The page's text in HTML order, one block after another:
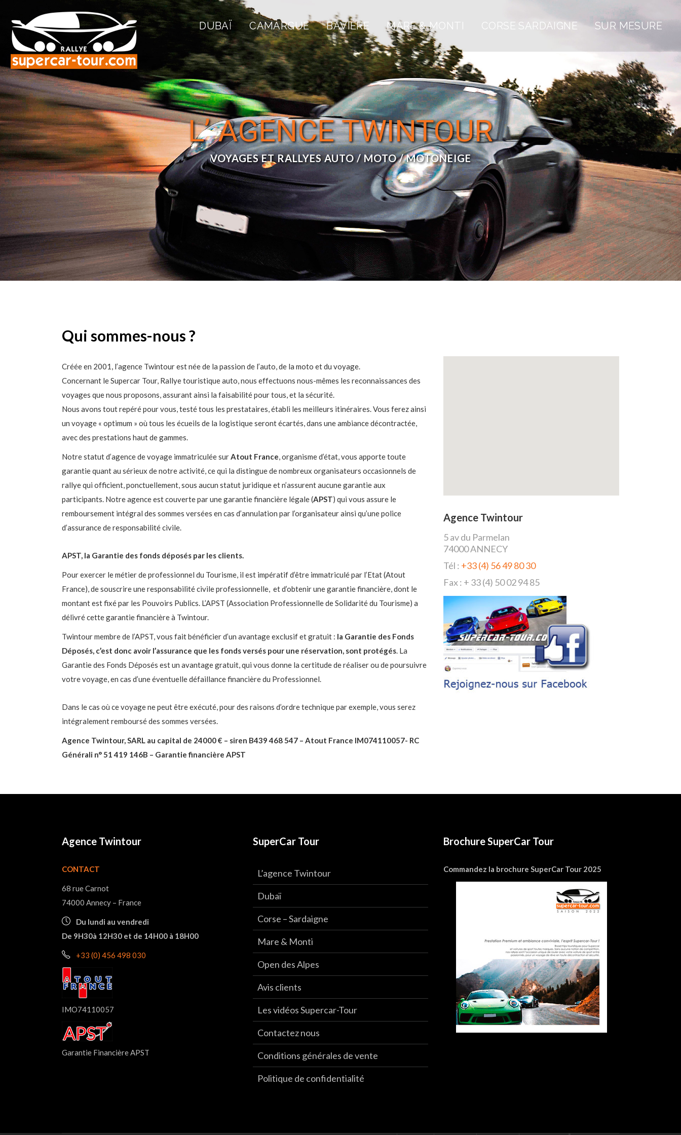
DUBAÏ CAMARGUE BAVIÈRE MARE & MONTI CORSE SARDAIGNE SUR MESURE
L’ AGENCE TWINTOUR
VOYAGES ET RALLYES AUTO / MOTO / MOTONEIGE
Qui sommes-nous ?
Créée en 2001, l’agence Twintour est née de la passion de l’auto, de la moto et du voyage.
Concernant le Supercar Tour, Rallye touristique auto, nous effectuons nous-mêmes les reconnaissances des
voyages que nous proposons, assurant ainsi la faisabilité pour tous, et la sécurité.
Nous avons tout repéré pour vous, testé tous les prestataires, établi les meilleurs itinéraires. Vous ferez ainsi
un voyage « optimum » où tous les écueils de la logistique seront écartés, dans une ambiance décontractée,
avec des prestations haut de gammes.
Notre statut d’agence de voyage immatriculée surAtout France, organisme d’état, vous apporte toute
garantie quant au sérieux de notre activité, ce qui la distingue de nombreux organisateurs occasionnels de
rallye qui officient, ponctuellement, sous aucun statut juridique et n’assurent aucune garantie aux
participants. Notre agence est couverte par une garantie financière légale (APST) qui vous assure le
remboursement intégral des sommes versées en cas d’annulation par l’organisateur ainsi qu’une police
d’assurance de responsabilité civile.
APST, la Garantie des fonds déposés par les clients.
Pour exercer le métier de professionnel du Tourisme, il est impératif d’être immatriculé par l’Etat (Atout
France), de souscrire une responsabilité civile professionnelle, et d’obtenir une garantie financière, dont le
montant est fixé par les Pouvoirs Publics. L’APST (Association Professionnelle de Solidarité du Tourisme) a
délivré cette garantie financière à Twintour.
Twintour membre de l’APST, vous fait bénéficier d’un avantage exclusif et gratuit : la Garantie des Fonds
Déposés, c’est donc avoir l’assurance que les fonds versés pour une réservation, sont protégés. La
Garantie des Fonds Déposés est un avantage gratuit, qui vous donne la certitude de réaliser ou de poursuivre
votre voyage, en cas d’une éventuelle défaillance financière du Professionnel.
Dans le cas où ce voyage ne peut être exécuté, pour des raisons d’ordre technique par exemple, vous serez
intégralement remboursé des sommes versées.
Agence Twintour, SARL au capital de 24000 € – siren B439 468 547 – Atout France IM074110057- RC
Générali n° 51 419 146B – Garantie financière APST
Agence Twintour
5 av du Parmelan
74000 ANNECY
Tél : +33 (4) 56 49 80 30
Fax : + 33 (4) 50 02 94 85
Agence Twintour
CONTACT
68 rue Carnot
74000 Annecy – France
Du lundi au vendredi
De 9H30à 12H30 et de 14H00 à 18H00
+33 (0) 456 498 030
IMO74110057
Garantie Financière APST
SuperCar Tour
L’agence Twintour
Dubaï
Corse – Sardaigne
Mare & Monti
Open des Alpes
Avis clients
Les vidéos Supercar-Tour
Contactez nous
Conditions générales de vente
Politique de confidentialité
Brochure SuperCar Tour
Commandez la brochure SuperCar Tour 2025